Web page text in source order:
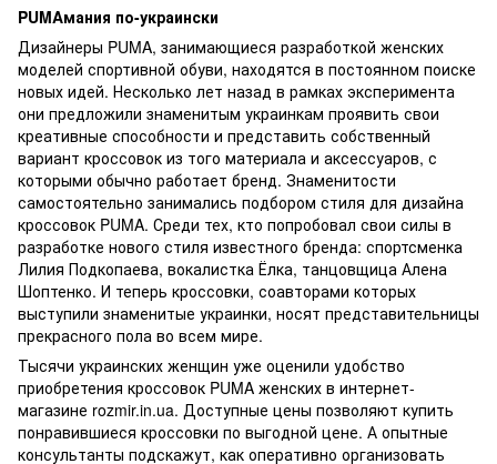
PUMAмания по-украински
Дизайнеры PUMA, занимающиеся разработкой женских
моделей спортивной обуви, находятся в постоянном поиске
новых идей. Несколько лет назад в рамках эксперимента
они предложили знаменитым украинкам проявить свои
креативные способности и представить собственный
вариант кроссовок из того материала и аксессуаров, с
которыми обычно работает бренд. Знаменитости
самостоятельно занимались подбором стиля для дизайна
кроссовок PUMA. Среди тех, кто попробовал свои силы в
разработке нового стиля известного бренда: спортсменка
Лилия Подкопаева, вокалистка Ёлка, танцовщица Алена
Шоптенко. И теперь кроссовки, соавторами которых
выступили знаменитые украинки, носят представительницы
прекрасного пола во всем мире.
Тысячи украинских женщин уже оценили удобство
приобретения кроссовок PUMA женских в интернет-
магазине rozmir.in.ua. Доступные цены позволяют купить
понравившиеся кроссовки по выгодной цене. А опытные
консультанты подскажут, как оперативно организовать